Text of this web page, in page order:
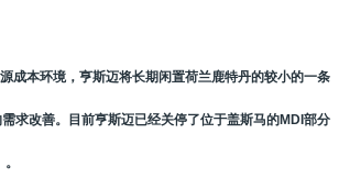
成本环境，亨斯迈将长期闲置荷兰鹿特丹的较小的一条
求改善。目前亨斯迈已经关停了位于盖斯马的MDI部分